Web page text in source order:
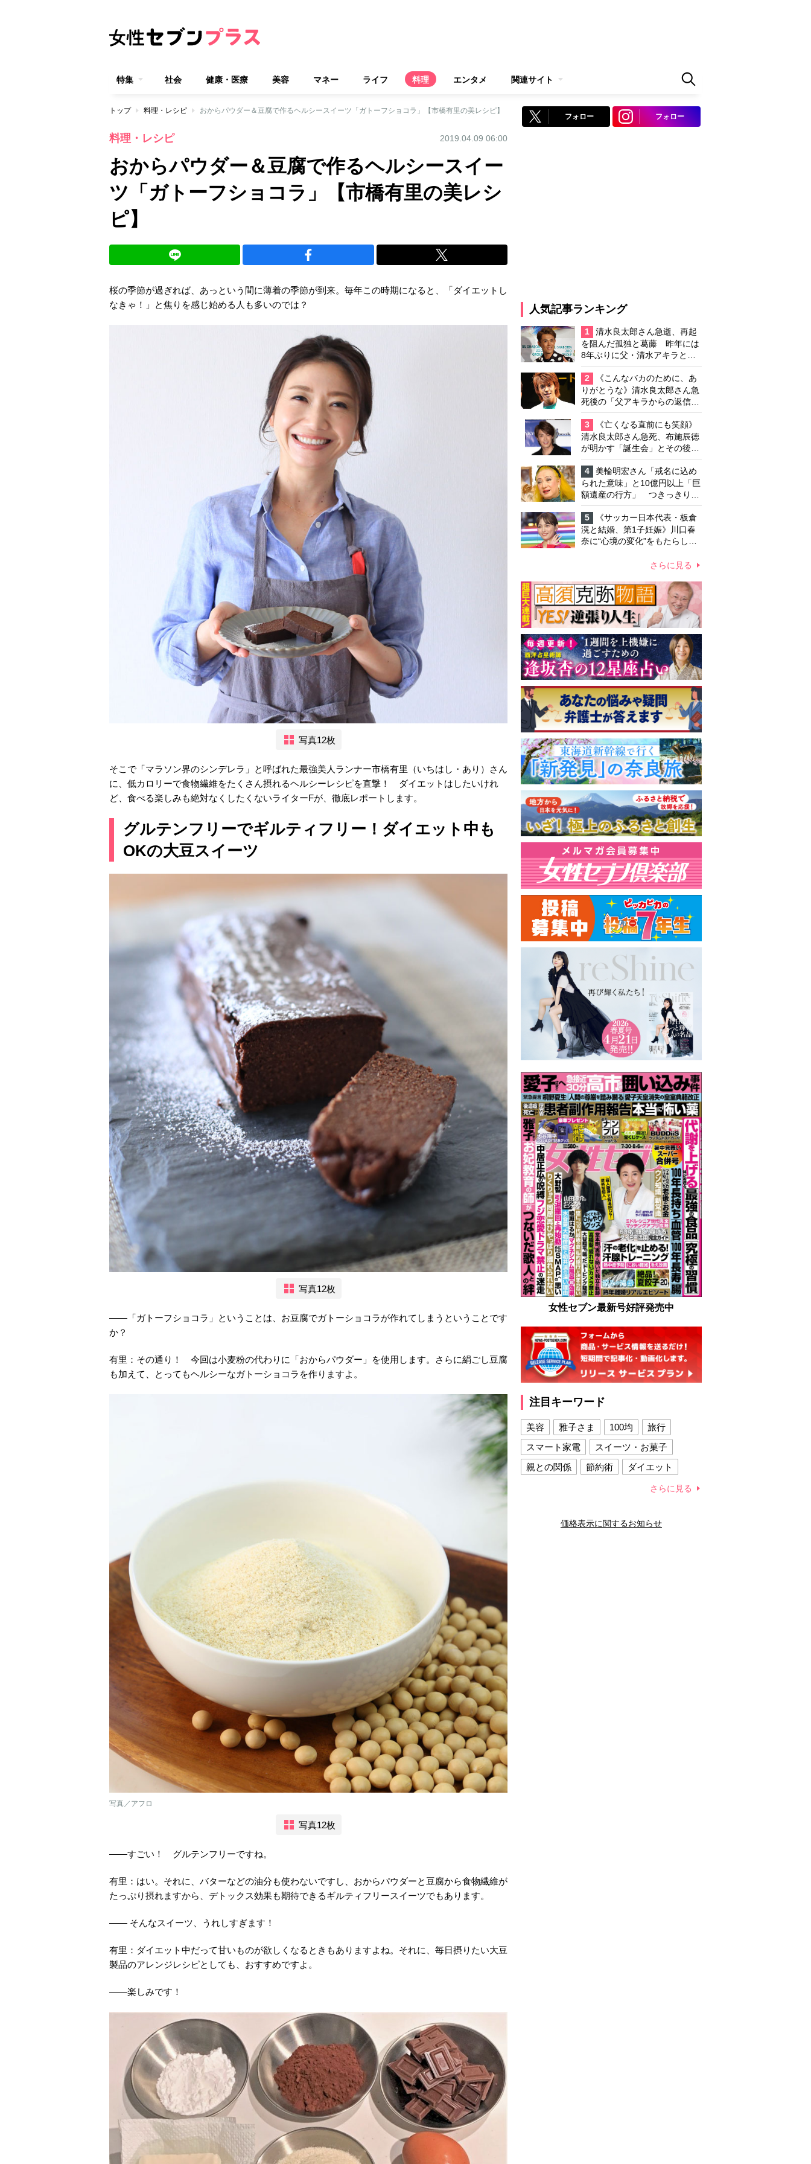
特集 社会 健康・医療 美容 マネー ライフ 料理 エンタメ 関連サイト
トップ 料理・レシピ おからパウダー＆豆腐で作るヘルシースイーツ「ガトーフショコラ」【市橋有里の美レシピ】
料理・レシピ 2019.04.09 06:00
おからパウダー＆豆腐で作るヘルシースイー
ツ「ガトーフショコラ」【市橋有里の美レシ
ピ】
桜の季節が過ぎれば、あっという間に薄着の季節が到来。毎年この時期になると、「ダイエットし
なきゃ！」と焦りを感じ始める人も多いのでは？
写真12枚
そこで「マラソン界のシンデレラ」と呼ばれた最強美人ランナー市橋有里（いちはし・あり）さん
に、低カロリーで食物繊維をたくさん摂れるヘルシーレシピを直撃！ ダイエットはしたいけれ
ど、食べる楽しみも絶対なくしたくないライターFが、徹底レポートします。
グルテンフリーでギルティフリー！ダイエット中も
OKの大豆スイーツ
写真12枚
――「ガトーフショコラ」ということは、お豆腐でガトーショコラが作れてしまうということです
か？
有里：その通り！ 今回は小麦粉の代わりに「おからパウダー」を使用します。さらに絹ごし豆腐
も加えて、とってもヘルシーなガトーショコラを作りますよ。
写真／アフロ
写真12枚
――すごい！ グルテンフリーですね。
有里：はい。それに、バターなどの油分も使わないですし、おからパウダーと豆腐から食物繊維が
たっぷり摂れますから、デトックス効果も期待できるギルティフリースイーツでもあります。
―― そんなスイーツ、うれしすぎます！
有里：ダイエット中だって甘いものが欲しくなるときもありますよね。それに、毎日摂りたい大豆
製品のアレンジレシピとしても、おすすめですよ。
――楽しみです！
フォロー フォロー
人気記事ランキング
1
清水良太郎さん急逝、再起
を阻んだ孤独と葛藤 昨年には
8年ぶりに父・清水アキラと共
演、本格的な活動再開に向かっ
ていたが…周囲が懸念していた
「不安定なところ」
2
《こんなバカのために、あ
りがとうな》清水良太郎さん急
死後の「父アキラからの返信」
布施辰徳が涙で明かす「順番が
違う」
3
《亡くなる直前にも笑顔》
清水良太郎さん急死、布施辰徳
が明かす「誕生会」とその後の
メッセージ
4
美輪明宏さん「戒名に込め
られた意味」と10億円以上「巨
額遺産の行方」 つきっきりで
私生活をサポートしていた元俳
優が相続か
5
《サッカー日本代表・板倉
滉と結婚、第1子妊娠》川口春
奈に“心境の変化”をもたらした
って「がんに蝕まれる母」を演
さらに見る
女性セブン最新号好評発売中
注目キーワード
美容 雅子さま 100均
旅行
スマート家電
スイーツ・お菓子
親との関係
節約術
ダイエット
夫との関係
新津春子 どか食い
さらに見る
価格表示に関するお知らせ